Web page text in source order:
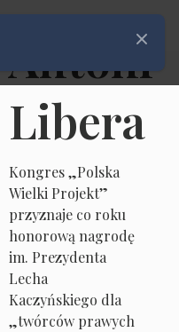
Antoni
Libera
Kongres „Polska
Wielki Projekt”
przyznaje co roku
honorową nagrodę
im. Prezydenta
Lecha
Kaczyńskiego dla
„twórców prawych
Zamknij